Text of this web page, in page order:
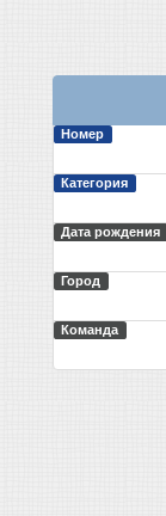
Номер
Категория
Дата рождения
Город
Команда